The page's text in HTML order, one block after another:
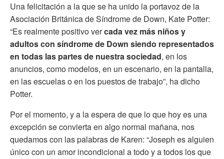
Una felicitación a la que se ha unido la portavoz de la
Asociación Británica de Síndrome de Down, Kate Potter:
“Es realmente positivo vercada vez más niños y
adultos con síndrome de Down siendo representados
en todas las partes de nuestra sociedad, en los
anuncios, como modelos, en un escenario, en la pantalla,
en las escuelas o en los puestos de trabajo”, ha dicho
Potter.
Por el momento, y a la espera de que lo que hoy es una
excepción se convierta en algo normal mañana, nos
quedamos con las palabras de Karen: “Joseph es alguien
único con un amor incondicional a todo y a todos los que